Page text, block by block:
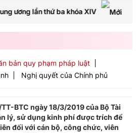
khóa XIV Phát biểu của
bản quy phạm pháp luật
Nghị quyết của Chính phủ
BTC ngày 18/3/2019 của Bộ Tài
lý, sử dụng kinh phí được trích để
đối với cán bộ, công chức, viên